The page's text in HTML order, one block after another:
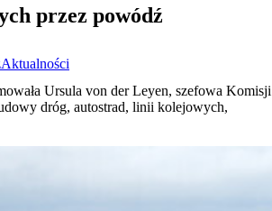
przez powódź
Aktualności
Ursula von der Leyen, szefowa Komisji
dróg, autostrad, linii kolejowych,